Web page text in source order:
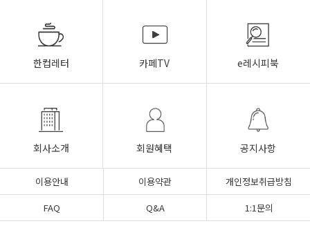
한컵레터 카페TV e레시피북
회사소개 회원혜택 공지사항
이용안내 이용약관
개인정보취급방침
FAQ
Q&A 1:1문의